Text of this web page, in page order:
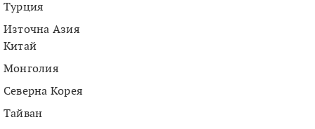
Турция
Източна Азия
Китай
Монголия
Северна Корея
Тайван